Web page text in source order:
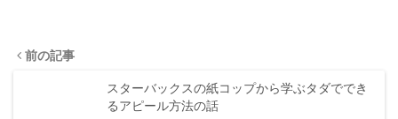
前の記事
スターバックスの紙コップから学ぶタダででき
るアピール方法の話